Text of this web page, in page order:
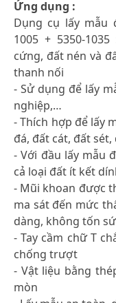
Ứng dụng :
Dụng cụ lấy mẫu
1005 + 5350-
cứng, đất nén và
thanh nối
- Sử dụng để lấy
nghiệp,…
- Thích hợp để lấy
đá, đất cát, đất
- Với đầu lấy mẫu
cả loại đất ít kết
- Mũi khoan được
ma sát đến mức
dàng, không tốn
- Tay cầm chữ T
chống trượt
- Vật liệu bằng
mòn